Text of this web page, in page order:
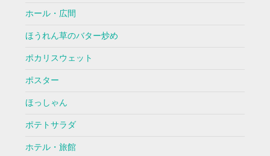
ホール・広間
ほうれん草のバター炒め
ポカリスウェット
ポスター
ほっしゃん
ポテトサラダ
ホテル・旅館